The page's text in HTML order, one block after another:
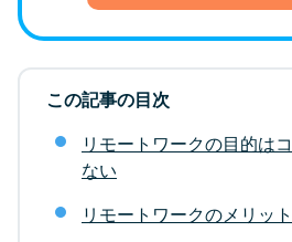
この記事の目次
リモートワークの目的は
ない
リモートワークのメリッ